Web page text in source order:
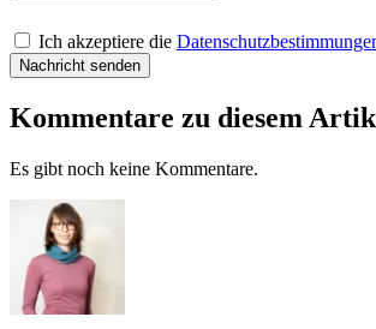
Ich akzeptiere die
Nachricht senden
Kommentare zu diesem
Es gibt noch keine Kommentare.